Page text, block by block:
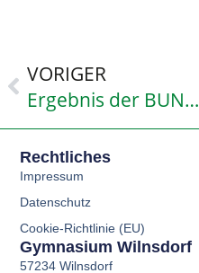
VORIGER
Ergebnis der BUND-Juniorwahl 2021 am GyWi
Rechtliches
Impressum
Datenschutz
Cookie-Richtlinie (EU)
Gymnasium Wilnsdorf
57234 Wilnsdorf